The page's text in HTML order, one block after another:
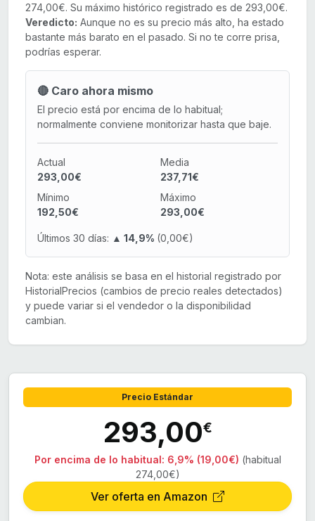
274,00€. Su máximo histórico registrado es de 293,00€.
Veredicto: Aunque no es su precio más alto, ha estado
bastante más barato en el pasado. Si no te corre prisa,
podrías esperar.
🔴 Caro ahora mismo
El precio está por encima de lo habitual;
normalmente conviene monitorizar hasta que baje.
Actual
293,00€
Media
237,71€
Mínimo
192,50€
Máximo
293,00€
Últimos 30 días: ▲ 14,9% (0,00€)
Nota: este análisis se basa en el historial registrado por
HistorialPrecios (cambios de precio reales detectados)
y puede variar si el vendedor o la disponibilidad
cambian.
Precio Estándar
293,00€
Por encima de lo habitual: 6,9% (19,00€) (habitual
274,00€)
Ver oferta en Amazon